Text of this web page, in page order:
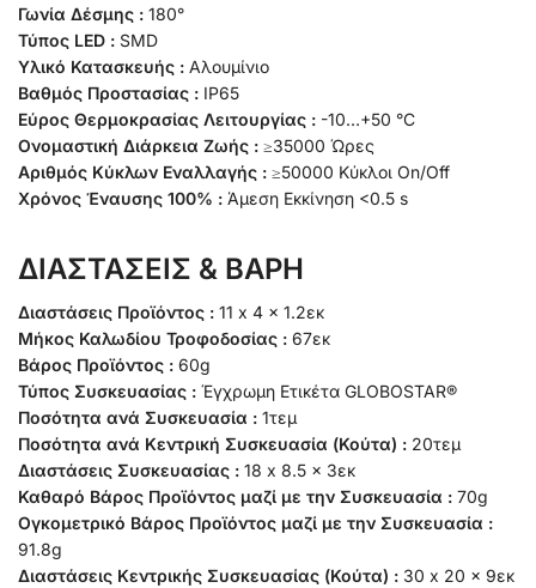
Γωνία Δέσμης : 180°
Τύπος LED : SMD
Υλικό Κατασκευής : Αλουμίνιο
Βαθμός Προστασίας : IP65
Εύρος Θερμοκρασίας Λειτουργίας : -10…+50 °C
Ονομαστική Διάρκεια Ζωής : ≥35000 Ώρες
Αριθμός Κύκλων Εναλλαγής : ≥50000 Κύκλοι On/Off
Χρόνος Έναυσης 100% : Άμεση Εκκίνηση <0.5 s
ΔΙΑΣΤΑΣΕΙΣ & ΒΑΡΗ
Διαστάσεις Προϊόντος : 11 x 4 x 1.2εκ
Μήκος Καλωδίου Τροφοδοσίας : 67εκ
Βάρος Προϊόντος : 60g
Τύπος Συσκευασίας : Έγχρωμη Ετικέτα GLOBOSTAR®
Ποσότητα ανά Συσκευασία : 1τεμ
Ποσότητα ανά Κεντρική Συσκευασία (Κούτα) : 20τεμ
Διαστάσεις Συσκευασίας : 18 x 8.5 x 3εκ
Καθαρό Βάρος Προϊόντος μαζί με την Συσκευασία : 70g
Ογκομετρικό Βάρος Προϊόντος μαζί με την Συσκευασία :
91.8g
Διαστάσεις Κεντρικής Συσκευασίας (Κούτα) : 30 x 20 x 9εκ